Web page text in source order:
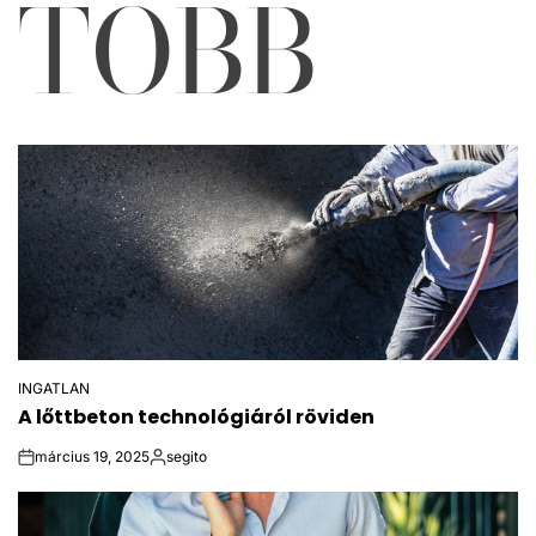
TÖBB
POSTED
IN
INGATLAN
A lőttbeton technológiáról röviden
onmárcius 19, 2025Posted
segito